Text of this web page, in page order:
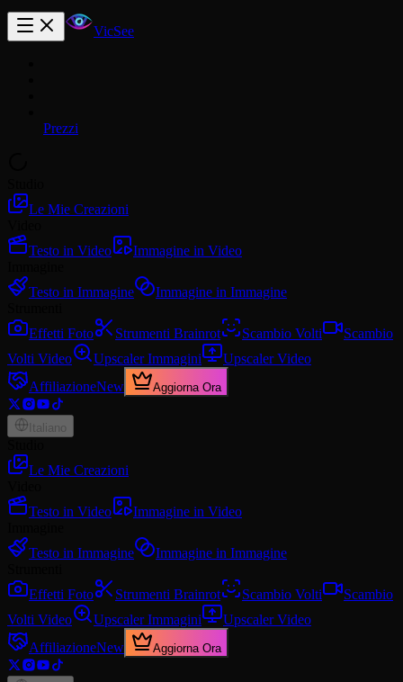
VicSee
Prezzi
Le Mie Creazioni
Testo in Video
Immagine in Video
Testo in Immagine
Immagine in Immagine
Effetti Foto
Strumenti Brainrot Scambio Volti
Scambio
Volti Video
Upscaler Immagini
Upscaler Video
AffiliazioneNew Aggiorna Ora
Italiano
Le Mie Creazioni
Testo in Video
Immagine in Video
Testo in Immagine
Immagine in Immagine
Effetti Foto
Strumenti Brainrot Scambio Volti
Scambio
Volti Video
Upscaler Immagini
Upscaler Video
AffiliazioneNew Aggiorna Ora